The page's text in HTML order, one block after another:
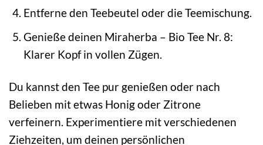
Entferne den Teebeutel oder die Teemischung.
Genieße deinen Miraherba – Bio Tee Nr. 8:
Klarer Kopf in vollen Zügen.
Du kannst den Tee pur genießen oder nach
Belieben mit etwas Honig oder Zitrone
verfeinern. Experimentiere mit verschiedenen
Ziehzeiten, um deinen persönlichen